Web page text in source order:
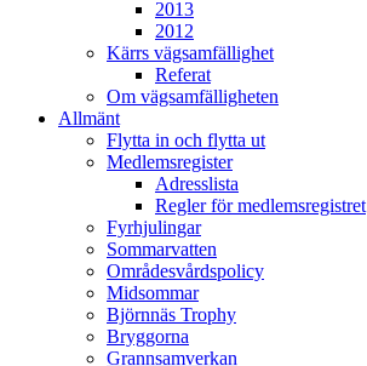
2013
2012
Kärrs vägsamfällighet
Referat
Om vägsamfälligheten
Allmänt
Flytta in och flytta ut
Medlemsregister
Adresslista
Regler för medlemsregistret
Fyrhjulingar
Sommarvatten
Områdesvårdspolicy
Midsommar
Björnnäs Trophy
Bryggorna
Grannsamverkan